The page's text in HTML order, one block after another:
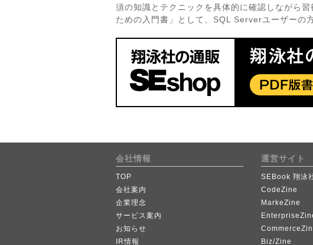
須の知識とテクニックを具体的に確認しながら
ための入門書」として、SQL Serverユーザーの
会社情報
TOP
会社案内
企業理念
サービス案内
お知らせ
IR情報
運営サイト
SEBook 翔泳
CodeZine
MarkeZine
Biz/Zine